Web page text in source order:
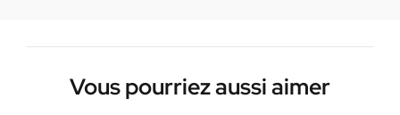
Vous pourriez aussi aimer